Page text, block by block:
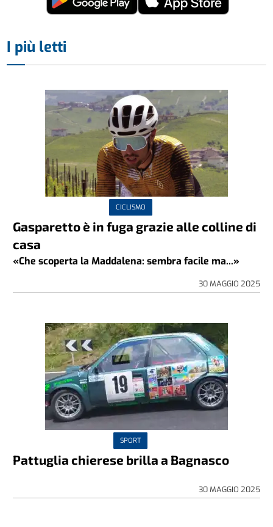
I più letti
CICLISMO
Gasparetto è in fuga grazie alle colline di
casa
«Che scoperta la Maddalena: sembra facile ma...»
30 MAGGIO 2025
SPORT
Pattuglia chierese brilla a Bagnasco
30 MAGGIO 2025